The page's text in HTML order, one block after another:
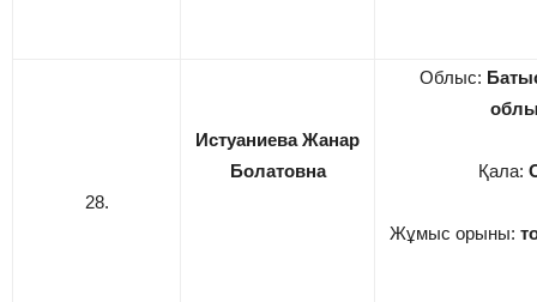
28.
Истуаниева Жанар
Болатовна
Облыс:
Қала:
Жұмыс орыны: